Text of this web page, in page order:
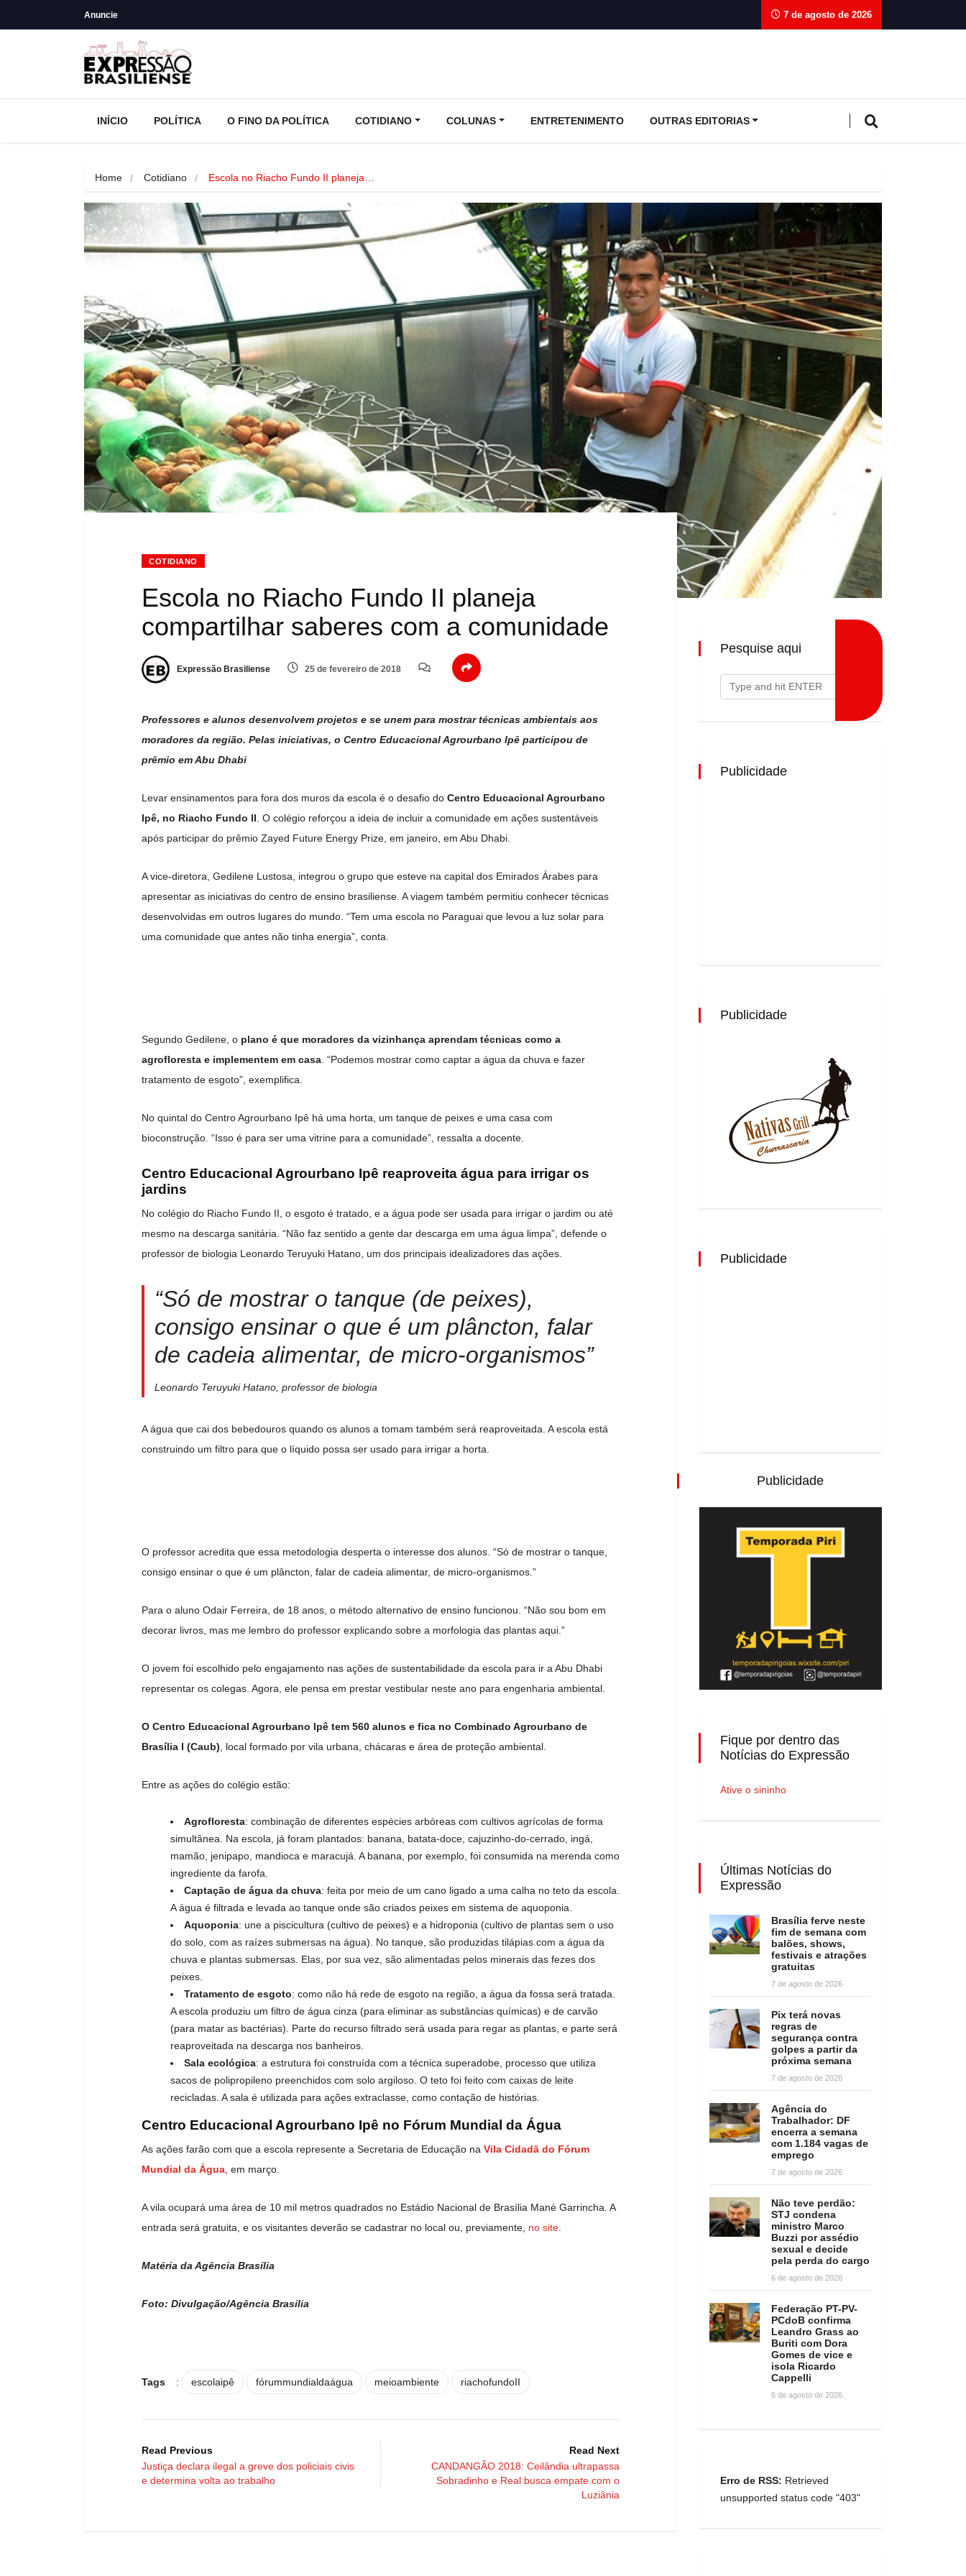
Anuncie 7 de agosto de 2026
INÍCIO POLÍTICA O FINO DA POLÍTICA COTIDIANO COLUNAS ENTRETENIMENTO OUTRAS EDITORIAS
Home Cotidiano Escola no Riacho Fundo II planeja…
COTIDIANO
Escola no Riacho Fundo II planeja
compartilhar saberes com a comunidade
Expressão Brasiliense 25 de fevereiro de 2018
Professores e alunos desenvolvem projetos e se unem para mostrar técnicas ambientais aos
moradores da região. Pelas iniciativas, o Centro Educacional Agrourbano Ipê participou de
prêmio em Abu Dhabi
Levar ensinamentos para fora dos muros da escola é o desafio do Centro Educacional Agrourbano
Ipê, no Riacho Fundo II . O colégio reforçou a ideia de incluir a comunidade em ações sustentáveis
após participar do prêmio Zayed Future Energy Prize, em janeiro, em Abu Dhabi.
A vice-diretora, Gedilene Lustosa, integrou o grupo que esteve na capital dos Emirados Árabes para
apresentar as iniciativas do centro de ensino brasiliense. A viagem também permitiu conhecer técnicas
desenvolvidas em outros lugares do mundo. “Tem uma escola no Paraguai que levou a luz solar para
uma comunidade que antes não tinha energia”, conta.
Segundo Gedilene, o plano é que moradores da vizinhança aprendam técnicas como a
agrofloresta e implementem em casa . “Podemos mostrar como captar a água da chuva e fazer
tratamento de esgoto”, exemplifica.
No quintal do Centro Agrourbano Ipê há uma horta, um tanque de peixes e uma casa com
bioconstrução. “Isso é para ser uma vitrine para a comunidade”, ressalta a docente.
Centro Educacional Agrourbano Ipê reaproveita água para irrigar os
jardins
No colégio do Riacho Fundo II, o esgoto é tratado, e a água pode ser usada para irrigar o jardim ou até
mesmo na descarga sanitária. “Não faz sentido a gente dar descarga em uma água limpa”, defende o
professor de biologia Leonardo Teruyuki Hatano, um dos principais idealizadores das ações.
“Só de mostrar o tanque (de peixes),
consigo ensinar o que é um plâncton, falar
de cadeia alimentar, de micro-organismos”
Leonardo Teruyuki Hatano, professor de biologia
A água que cai dos bebedouros quando os alunos a tomam também será reaproveitada. A escola está
construindo um filtro para que o líquido possa ser usado para irrigar a horta.
O professor acredita que essa metodologia desperta o interesse dos alunos. “Só de mostrar o tanque,
consigo ensinar o que é um plâncton, falar de cadeia alimentar, de micro-organismos.”
Para o aluno Odair Ferreira, de 18 anos, o método alternativo de ensino funcionou. “Não sou bom em
decorar livros, mas me lembro do professor explicando sobre a morfologia das plantas aqui.”
O jovem foi escolhido pelo engajamento nas ações de sustentabilidade da escola para ir a Abu Dhabi
representar os colegas. Agora, ele pensa em prestar vestibular neste ano para engenharia ambiental.
O Centro Educacional Agrourbano Ipê tem 560 alunos e fica no Combinado Agrourbano de
Brasília I (Caub), local formado por vila urbana, chácaras e área de proteção ambiental.
Entre as ações do colégio estão:
Agrofloresta: combinação de diferentes espécies arbóreas com cultivos agrícolas de forma
simultânea. Na escola, já foram plantados: banana, batata-doce, cajuzinho-do-cerrado, ingá,
mamão, jenipapo, mandioca e maracujá. A banana, por exemplo, foi consumida na merenda como
ingrediente da farofa.
Captação de água da chuva: feita por meio de um cano ligado a uma calha no teto da escola.
A água é filtrada e levada ao tanque onde são criados peixes em sistema de aquoponia.
Aquoponia: une a piscicultura (cultivo de peixes) e a hidroponia (cultivo de plantas sem o uso
do solo, com as raízes submersas na água). No tanque, são produzidas tilápias com a água da
chuva e plantas submersas. Elas, por sua vez, são alimentadas pelos minerais das fezes dos
peixes.
Tratamento de esgoto: como não há rede de esgoto na região, a água da fossa será tratada.
A escola produziu um filtro de água cinza (para eliminar as substâncias químicas) e de carvão
(para matar as bactérias). Parte do recurso filtrado será usada para regar as plantas, e parte será
reaproveitada na descarga nos banheiros.
Sala ecológica: a estrutura foi construída com a técnica superadobe, processo que utiliza
sacos de polipropileno preenchidos com solo argiloso. O teto foi feito com caixas de leite
recicladas. A sala é utilizada para ações extraclasse, como contação de histórias.
Centro Educacional Agrourbano Ipê no Fórum Mundial da Água
As ações farão com que a escola represente a Secretaria de Educação na Vila Cidadã do Fórum
Mundial da Água, em março.
A vila ocupará uma área de 10 mil metros quadrados no Estádio Nacional de Brasília Mané Garrincha. A
entrada será gratuita, e os visitantes deverão se cadastrar no local ou, previamente, no site.
Matéria da Agência Brasília
Foto: Divulgação/Agência Brasília
Tags : escolaipê fórummundialdaágua meioambiente riachofundoII
Read Previous
Justiça declara ilegal a greve dos policiais civis
e determina volta ao trabalho
Read Next
CANDANGÃO 2018: Ceilândia ultrapassa
Sobradinho e Real busca empate com o
Luziânia
Pesquise aqui
Publicidade
Publicidade
Publicidade
Publicidade
Fique por dentro das
Notícias do Expressão
Ative o sininho
Últimas Notícias do
Expressão
Brasília ferve neste
fim de semana com
balões, shows,
festivais e atrações
gratuitas
7 de agosto de 2026
Pix terá novas
regras de
segurança contra
golpes a partir da
próxima semana
7 de agosto de 2026
Agência do
Trabalhador: DF
encerra a semana
com 1.184 vagas de
emprego
7 de agosto de 2026
Não teve perdão:
STJ condena
ministro Marco
Buzzi por assédio
sexual e decide
pela perda do cargo
6 de agosto de 2026
Federação PT-PV-
PCdoB confirma
Leandro Grass ao
Buriti com Dora
Gomes de vice e
isola Ricardo
Cappelli
6 de agosto de 2026
Erro de RSS: Retrieved
unsupported status code "403"